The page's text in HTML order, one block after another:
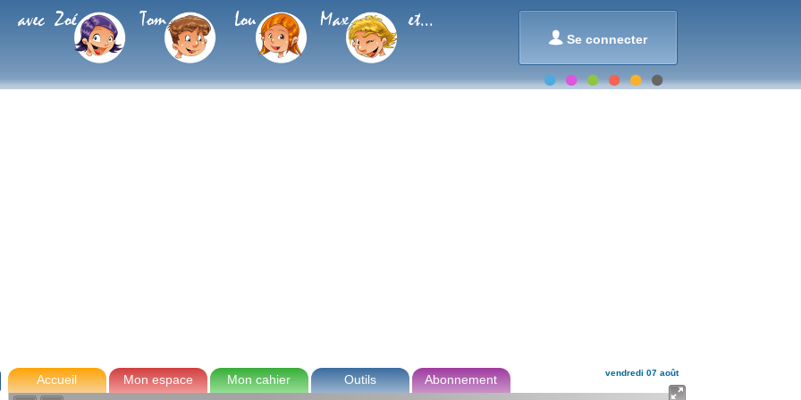
 Se connecter
avec Zoé Tom Lou Max et...
Accueil Mon espace Mon cahier Outils Abonnement vendredi 07 août
